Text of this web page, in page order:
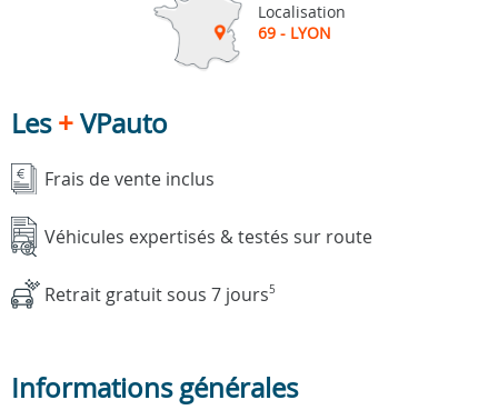
Localisation
69 - LYON
Les+VPauto
Frais de vente inclus
Véhicules expertisés & testés sur route
Retrait gratuit sous 7 jours5
Informations générales